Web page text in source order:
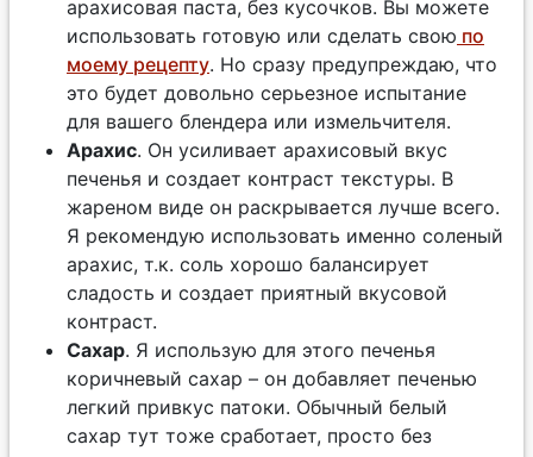
арахисовая паста, без кусочков. Вы можете
использовать готовую или сделать свою по
моему рецепту. Но сразу предупреждаю, что
это будет довольно серьезное испытание
для вашего блендера или измельчителя.
Арахис. Он усиливает арахисовый вкус
печенья и создает контраст текстуры. В
жареном виде он раскрывается лучше всего.
Я рекомендую использовать именно соленый
арахис, т.к. соль хорошо балансирует
сладость и создает приятный вкусовой
контраст.
Сахар. Я использую для этого печенья
коричневый сахар – он добавляет печенью
легкий привкус патоки. Обычный белый
сахар тут тоже сработает, просто без